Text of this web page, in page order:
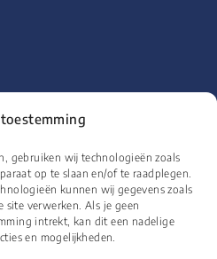
gebruiken wij technologieën zoals
op te slaan en/of te raadplegen.
kunnen wij gegevens zoals
site verwerken. Als je geen
intrekt, kan dit een nadelige
en mogelijkheden.